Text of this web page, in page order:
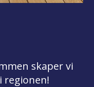
skaper vi
regionen!